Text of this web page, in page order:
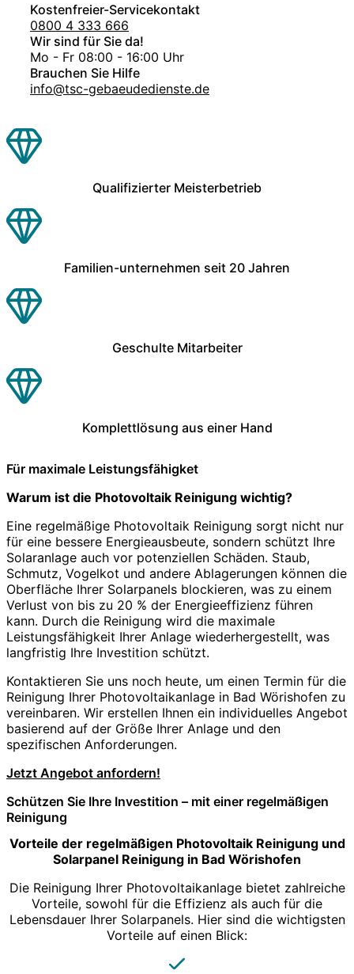
Kostenfreier-Servicekontakt
0800 4 333 666
Wir sind für Sie da!
Mo - Fr 08:00 - 16:00 Uhr
Brauchen Sie Hilfe
info@tsc-gebaeudedienste.de
Qualifizierter Meisterbetrieb
Familien-unternehmen seit 20 Jahren
Geschulte Mitarbeiter
Komplettlösung aus einer Hand
Für maximale Leistungsfähigket
Warum ist die Photovoltaik Reinigung wichtig?
Eine regelmäßige Photovoltaik Reinigung sorgt nicht nur
für eine bessere Energieausbeute, sondern schützt Ihre
Solaranlage auch vor potenziellen Schäden. Staub,
Schmutz, Vogelkot und andere Ablagerungen können die
Oberfläche Ihrer Solarpanels blockieren, was zu einem
Verlust von bis zu 20 % der Energieeffizienz führen
kann. Durch die Reinigung wird die maximale
Leistungsfähigkeit Ihrer Anlage wiederhergestellt, was
langfristig Ihre Investition schützt.
Kontaktieren Sie uns noch heute, um einen Termin für die
Reinigung Ihrer Photovoltaikanlage in Bad Wörishofen zu
vereinbaren. Wir erstellen Ihnen ein individuelles Angebot
basierend auf der Größe Ihrer Anlage und den
spezifischen Anforderungen.
Jetzt Angebot anfordern!
Schützen Sie Ihre Investition – mit einer regelmäßigen
Reinigung
Vorteile der regelmäßigen Photovoltaik Reinigung und
Solarpanel Reinigung in Bad Wörishofen
Die Reinigung Ihrer Photovoltaikanlage bietet zahlreiche
Vorteile, sowohl für die Effizienz als auch für die
Lebensdauer Ihrer Solarpanels. Hier sind die wichtigsten
Vorteile auf einen Blick: